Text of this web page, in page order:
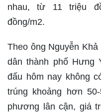
nhau, từ 11 triệu
đồng/m2.
Theo ông Nguyễn
dân thành phố Hưng
đấu hôm nay không
trúng khoảng hơn
phương lân cận, giá